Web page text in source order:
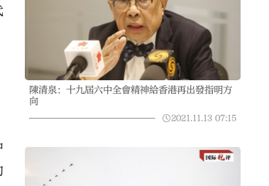
陳清泉：十九屆六中全會精神給香港再出發指明方
向
2021.11.13 07:15